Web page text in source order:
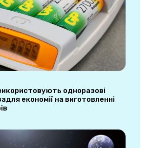
одноразові
економії на виготовленні